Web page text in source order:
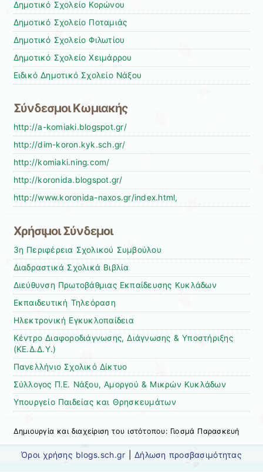
Δημοτικό Σχολείο Κορώνου
Δημοτικό Σχολείο Ποταμιάς
Δημοτικό Σχολείο Φιλωτίου
Δημοτικό Σχολείο Χειμάρρου
Ειδικό Δημοτικό Σχολείο Νάξου
Σύνδεσμοι Κωμιακής
http://a-komiaki.blogspot.gr/
http://dim-koron.kyk.sch.gr/
http://komiaki.ning.com/
http://koronida.blogspot.gr/
http://www.koronida-naxos.gr/index.html,
Χρήσιμοι Σύνδεμοι
3η Περιφέρεια Σχολικού Συμβούλου
Διαδραστικά Σχολικά Βιβλία
Διεύθυνση Πρωτοβάθμιας Εκπαίδευσης Κυκλάδων
Εκπαιδευτική Τηλεόραση
Ηλεκτρονική Εγκυκλοπαίδεια
Κέντρο Διαφοροδιάγνωσης, Διάγνωσης & Υποστήριξης
(ΚΕ.Δ.Δ.Υ.)
Πανελλήνιο Σχολικό Δίκτυο
Σύλλογος Π.Ε. Νάξου, Αμοργού & Μικρών Κυκλάδων
Υπουργείο Παιδείας και Θρησκευμάτων
Δημιουργία και διαχείριση του ιστότοπου: Γιοσμά Παρασκευή
Όροι χρήσης blogs.sch.gr Δήλωση προσβασιμότητας